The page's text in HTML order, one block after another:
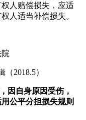
人赔偿损失，应适
人适当补偿损失。
2018.5）
因自身原因受伤，
公平分担损失规则